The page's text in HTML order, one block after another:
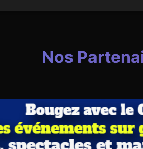
Nos